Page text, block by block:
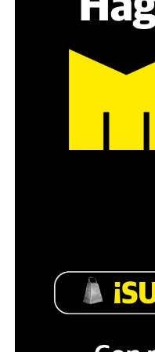
mamá de
“Estamos como el día
asesinada en 2016
pregunta», comparte